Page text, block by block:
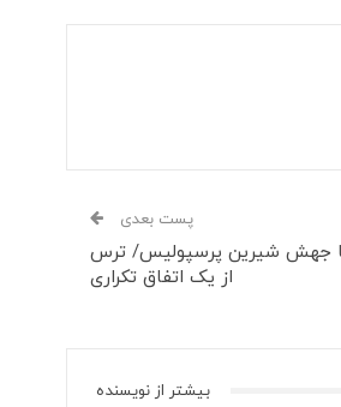
پست بعدی
یا جهش شیرین پرسپولیس/ ترس
از یک اتفاق تکراری
بیشتر از نویسنده